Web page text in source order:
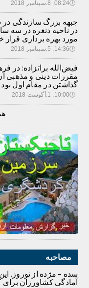
🕔08:24, 8.سپتامبر 2018
جبهه بزرگ سازندگی
مورد بهره برداری
🕔14:36, 5.سپتامبر 2018
فیض‌الله براتزاده: در
مقررات دینی و مذهبی
گذاشتن در مقام اول بود
🕔10:00, 1.آگوست 2018
مصاحبه
سده – مژده از نوروز.
آمادگی کشاورزان